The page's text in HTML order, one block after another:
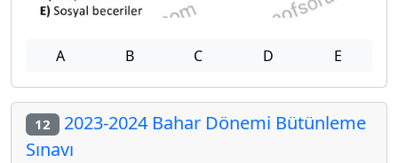
A B C D E
12 2023-2024 Bahar Dönemi Bütünleme
Sınavı